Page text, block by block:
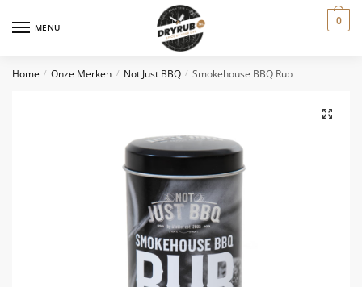
MENU 0
Home / Onze Merken / Not Just BBQ / Smokehouse BBQ Rub